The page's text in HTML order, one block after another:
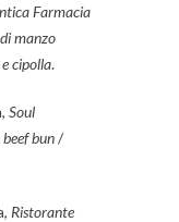
Farmacia
manzo
cipolla.
Soul
beef bun/
Ristorante